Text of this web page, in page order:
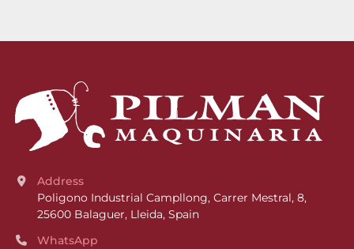
Address
Poligono Industrial Campllong, Carrer Mestral, 8,
25600 Balaguer, Lleida, Spain
WhatsApp